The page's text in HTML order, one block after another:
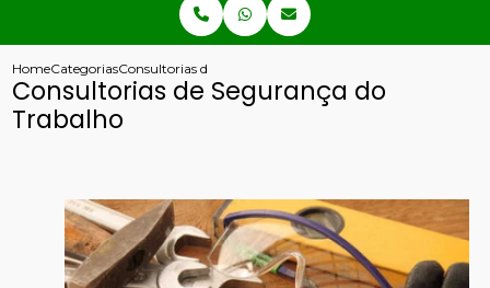
HomeCategoriasConsultorias de Segurança do Trabalho
Consultorias de Segurança do
Trabalho